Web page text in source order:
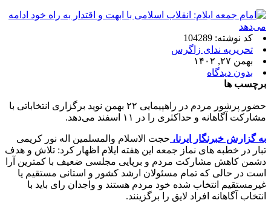
کد نوشته: 104289
تحریریه ندای زاگرس
بهمن ۲۷, ۱۴۰۲
بدون دیدگاه
برچسب ها
حضور پرشور مردم در راهپیمایی ۲۲ بهمن نوید برگزاری انتخاباتی با
مشارکت آگاهانه و حداکثری را در ۱۱ اسفند می‌دهد.
به گزارش خبرنگار ایرنا، حجت الاسلام والمسلمین اله نور کریمی
تبار در خطبه های نماز جمعه این هفته ایلام اظهار کرد: تلاش و هدف
دشمن کاهش مشارکت مردم و برپایی مجلسی ضعیف با کمترین آرا
است در حالی که تمام مسئولان ارشد کشور و استانی مستقیم یا
غیرمستقیم انتخاب شده خود مردم هستند و واجدان رای باید با
انتخاب آگاهانه افراد لایق را برگزینند.